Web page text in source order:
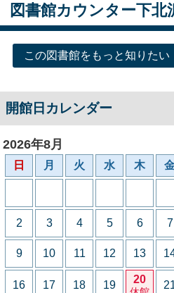
図書館カウンター下北
この図書館をもっと知りたい
開館日カレンダー
2026年8月
日 月 火 水 木
2 3 4 5 6 7
9 10 11 12 13
16 17 18 19 20